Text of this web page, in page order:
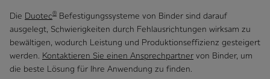
Die Duotec® Befestigungssysteme von Binder sind darauf
ausgelegt, Schwierigkeiten durch Fehlausrichtungen wirksam zu
bewältigen, wodurch Leistung und Produktionseffizienz gesteigert
werden. Kontaktieren Sie einen Ansprechpartner von Binder, um
die beste Lösung für Ihre Anwendung zu finden.